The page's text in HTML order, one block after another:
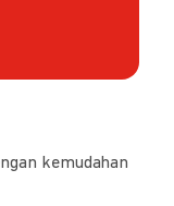
kemudahan